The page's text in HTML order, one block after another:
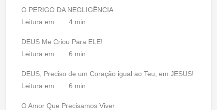
O PERIGO DA NEGLIGÊNCIA
Leitura em
4 min
DEUS Me Criou Para ELE!
Leitura em
6 min
DEUS, Preciso de um Coração igual ao Teu, em JESUS!
Leitura em
6 min
O Amor Que Precisamos Viver